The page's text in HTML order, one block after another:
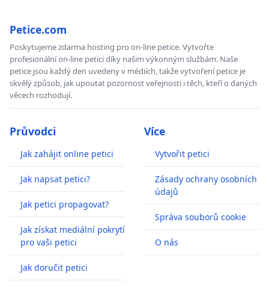
Petice.com
Poskytujeme zdarma hosting pro on-line petice. Vytvořte
profesionální on-line petici díky našim výkonným službám. Naše
petice jsou každý den uvedeny v médiích, takže vytvoření petice je
skvělý způsob, jak upoutat pozornost veřejnosti i těch, kteří o daných
věcech rozhodují.
Průvodci
Jak zahájit online petici
Jak napsat petici?
Jak petici propagovat?
Jak získat mediální pokrytí
pro vaši petici
Jak doručit petici
Více
Vytvořit petici
Zásady ochrany osobních
údajů
Správa souborů cookie
O nás